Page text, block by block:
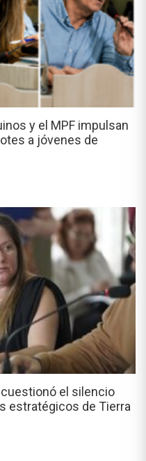
y el MPF impulsan
a jóvenes de
el silencio
estratégicos de Tierra